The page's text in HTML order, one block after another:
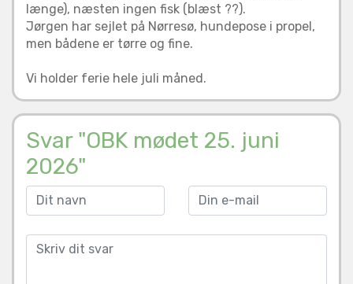
længe), næsten ingen fisk (blæst ??).
Jørgen har sejlet på Nørresø, hundepose i propel,
men bådene er tørre og fine.
Vi holder ferie hele juli måned.
Svar "OBK mødet 25. juni
2026"